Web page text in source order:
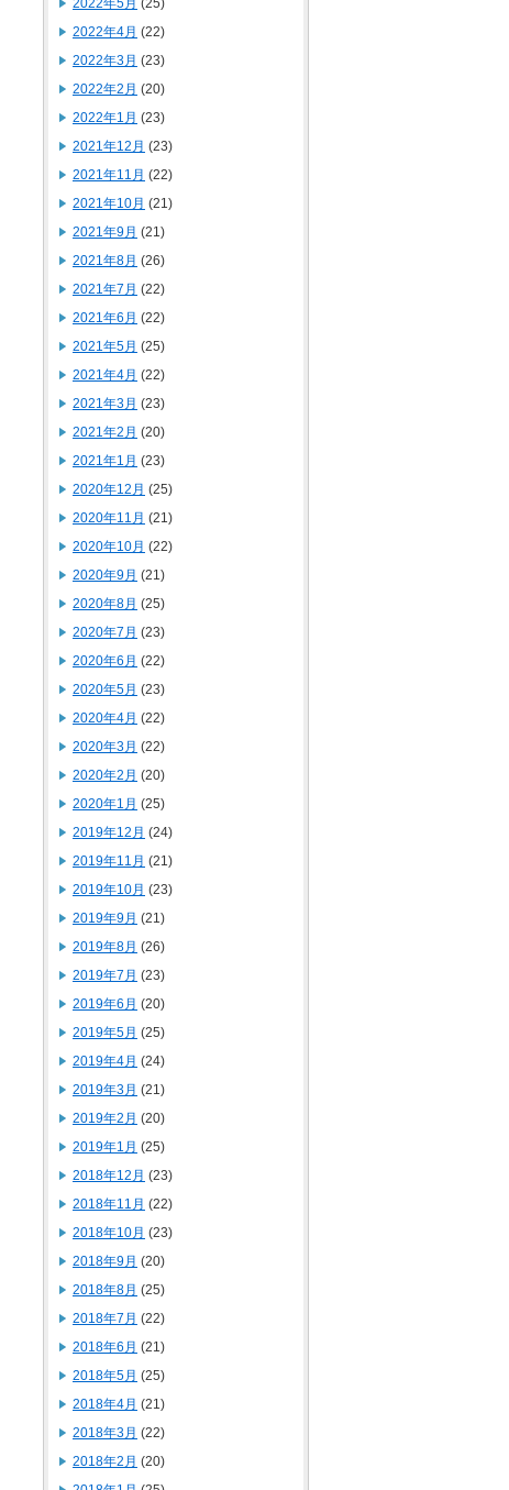
2022年5月 (25)
2022年4月 (22)
2022年3月 (23)
2022年2月 (20)
2022年1月 (23)
2021年12月 (23)
2021年11月 (22)
2021年10月 (21)
2021年9月 (21)
2021年8月 (26)
2021年7月 (22)
2021年6月 (22)
2021年5月 (25)
2021年4月 (22)
2021年3月 (23)
2021年2月 (20)
2021年1月 (23)
2020年12月 (25)
2020年11月 (21)
2020年10月 (22)
2020年9月 (21)
2020年8月 (25)
2020年7月 (23)
2020年6月 (22)
2020年5月 (23)
2020年4月 (22)
2020年3月 (22)
2020年2月 (20)
2020年1月 (25)
2019年12月 (24)
2019年11月 (21)
2019年10月 (23)
2019年9月 (21)
2019年8月 (26)
2019年7月 (23)
2019年6月 (20)
2019年5月 (25)
2019年4月 (24)
2019年3月 (21)
2019年2月 (20)
2019年1月 (25)
2018年12月 (23)
2018年11月 (22)
2018年10月 (23)
2018年9月 (20)
2018年8月 (25)
2018年7月 (22)
2018年6月 (21)
2018年5月 (25)
2018年4月 (21)
2018年3月 (22)
2018年2月 (20)